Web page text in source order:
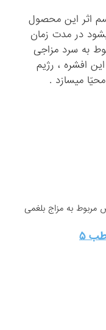
اثر این محصول
در مدت زمان
به سرد مزاجی
افشره ، رژیم
میسازد .
مربوط به مزاج بلغمی
۵